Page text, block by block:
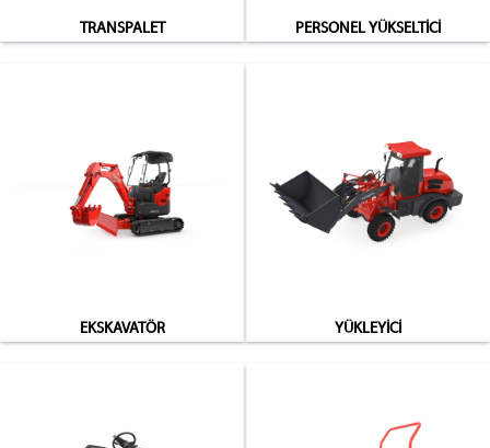
TRANSPALET PERSONEL YÜKSELTİCİ
EKSKAVATÖR YÜKLEYİCİ